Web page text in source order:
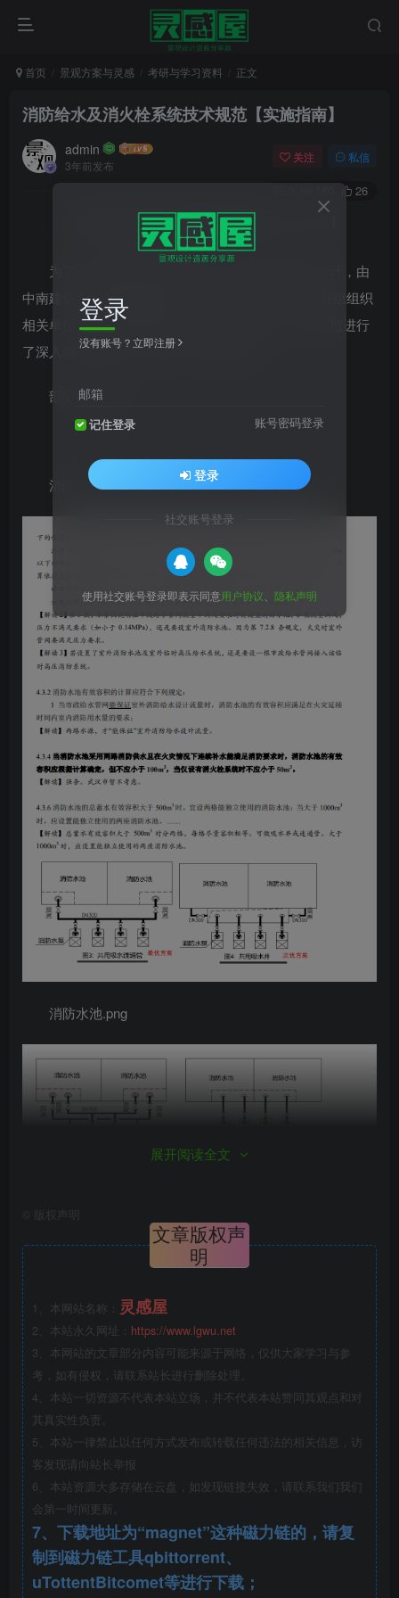
首页 景观方案与灵感 考研与学习资料 正文
消防给水及消火栓系统技术规范【实施指南】
admin
3年前发布
关注 私信
26
消防给水及消火栓系统技术规范
为了深刻领会该规范的精神，指导武汉地区的设计，由
中南建筑设计院股份有限公司技术委 员会给排水专业组组织
相关单位，结合规范编写组专家的宣贯内容，对本规范进行
了深入细致的 解读，编写该《实施指南》。
部分内容如下：
消防给水及消火栓系统技术规范【实施指南】
消防水池.png
消防水池2.png
展开阅读全文
版权声明
文章版权声
明
1、本网站名称： 灵感屋
2、本站永久网址： https://www.lgwu.net
3、本网站的文章部分内容可能来源于网络，仅供大家学习与参
考，如有侵权，请联系站长进行删除处理。
4、本站一切资源不代表本站立场，并不代表本站赞同其观点和对
其真实性负责。
5、本站一律禁止以任何方式发布或转载任何违法的相关信息，访
客发现请向站长举报
6、本站资源大多存储在云盘，如发现链接失效，请联系我们我们
会第一时间更新。
7、下载地址为“magnet”这种磁力链的，请复
制到磁力链工具qbittorrent、
uTottentBitcomet等进行下载；
登录
没有账号？立即注册
邮箱
记住登录 账号密码登录
登录
社交账号登录
使用社交账号登录即表示同意用户协议 隐私声明